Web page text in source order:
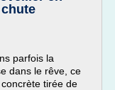
parfois la
dans le rêve, ce
tirée de